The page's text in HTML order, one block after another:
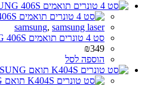
samsung, samsung laser
סט 4 טונרים תואמים SAMSUNG 406S
₪349
הוספה לסל